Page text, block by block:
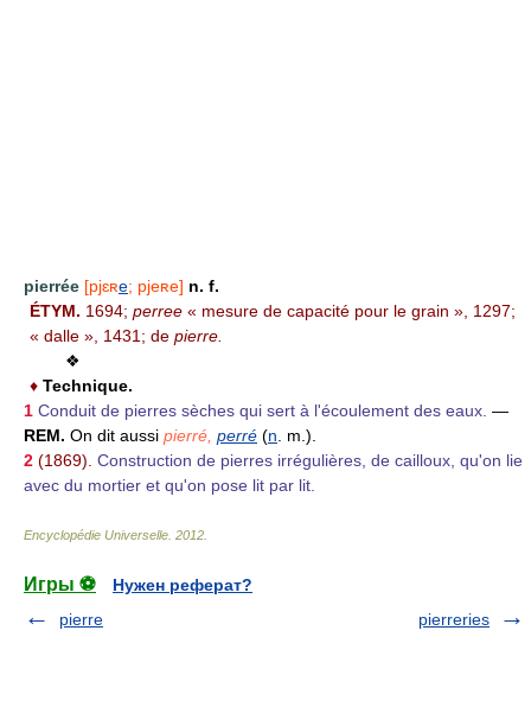
pierrée [pjɛʀe; pjeʀe] n. f.
ÉTYM. 1694; perree « mesure de capacité pour le grain », 1297;
« dalle », 1431; de pierre.
❖
♦ Technique.
1 Conduit de pierres sèches qui sert à l'écoulement des eaux. —
REM. On dit aussi pierré, perré (n. m.).
2 (1869). Construction de pierres irrégulières, de cailloux, qu'on lie
avec du mortier et qu'on pose lit par lit.
Encyclopédie Universelle 2012
Игры ⚽
Нужен реферат?
pierre
pierreries